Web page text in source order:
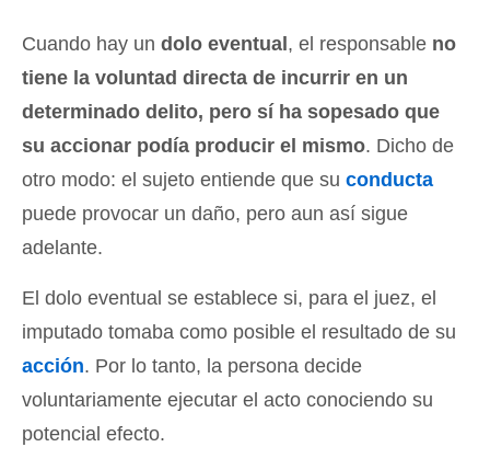
Cuando hay un dolo eventual, el responsable no
tiene la voluntad directa de incurrir en un
determinado delito, pero sí ha sopesado que
su accionar podía producir el mismo. Dicho de
otro modo: el sujeto entiende que su conducta
puede provocar un daño, pero aun así sigue
adelante.
El dolo eventual se establece si, para el juez, el
imputado tomaba como posible el resultado de su
acción. Por lo tanto, la persona decide
voluntariamente ejecutar el acto conociendo su
potencial efecto.